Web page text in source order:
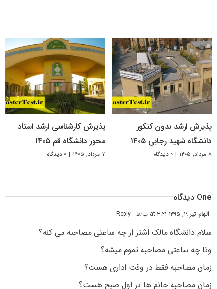
پذیرش ارشد بدون کنکور
دانشگاه شهید رجایی ۱۴۰۵
۸ مرداد, ۱۴۰۵ | ۰ دیدگاه
پذیرش کارشناسی ارشد استاد
محور دانشگاه قم ۱۴۰۵
۷ مرداد, ۱۴۰۵ | ۰ دیدگاه
One دیدگاه
الهام تیر ۱۹, ۱۳۹۵ at ۳:۲۱ ب٫ظ - Reply
سلام.دانشگاه مالک اشتر از چه ساعتی مصاحبه می کنه؟
وتا چه ساعتی مصاحبه تموم میشه؟
زمان مصاحبه فقط در وقت اداری هست؟
زمان مصاحبه خانم ها در اول صبح هست؟